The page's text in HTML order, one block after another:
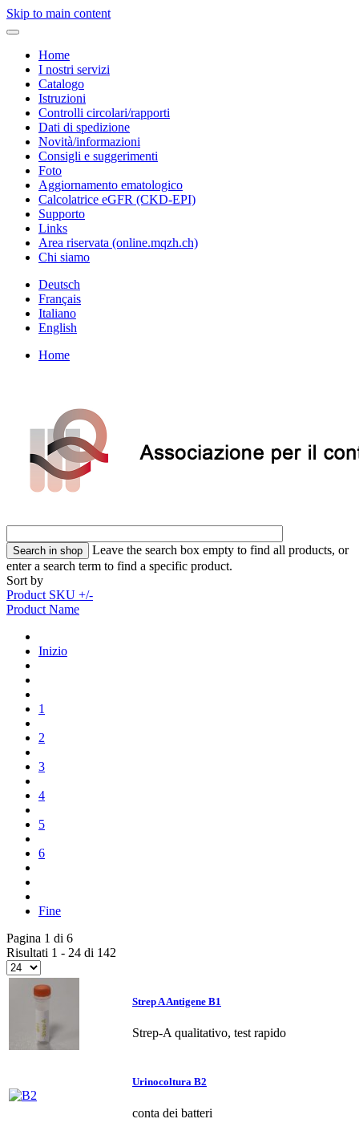
Skip to main content
Home
I nostri servizi
Catalogo
Istruzioni
Controlli circolari/rapporti
Dati di spedizione
Novità/informazioni
Consigli e suggerimenti
Foto
Aggiornamento ematologico
Calcolatrice eGFR (CKD-EPI)
Supporto
Links
Area riservata (online.mqzh.ch)
Chi siamo
Deutsch
Français
Italiano
English
Home
Leave the search box empty to find all products, or
enter a search term to find a specific product.
Sort by
Product SKU +/-
Product Name
Inizio
1
2
3
4
5
6
Fine
Pagina 1 di 6
Risultati 1 - 24 di 142
Strep A Antigene B1
Strep-A qualitativo, test rapido
Urinocoltura B2
conta dei batteri